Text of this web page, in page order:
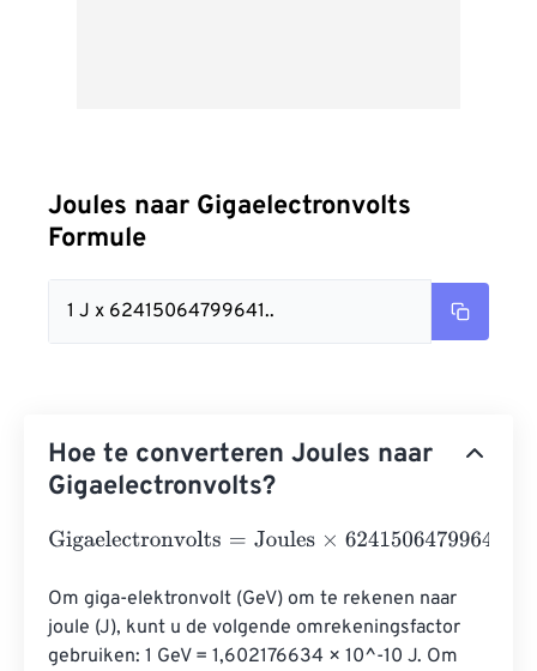
Joules naar Gigaelectronvolts
Formule
1 J x 62415064799641..
Hoe te converteren Joules naar
Gigaelectronvolts?
Gigaelectronvolts=Joules×
Om giga-elektronvolt (GeV) om te rekenen naar
joule (J), kunt u de volgende omrekeningsfactor
gebruiken: 1 GeV = 1,602176634 × 10^-10 J. Om